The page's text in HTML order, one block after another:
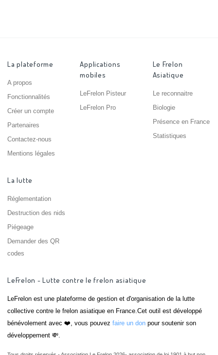
La plateforme
A propos
Fonctionnalités
Créer un compte
Partenaires
Contactez-nous
Mentions légales
Applications
mobiles
LeFrelon Pisteur
LeFrelon Pro
Le Frelon
Asiatique
Le reconnaitre
Biologie
Présence en France
Statistiques
La lutte
Réglementation
Destruction des nids
Piégeage
Demander des QR
codes
LeFrelon - Lutte contre le frelon asiatique
LeFrelon est une plateforme de gestion et d'organisation de la lutte
collective contre le frelon asiatique en France.Cet outil est développé
bénévolement avec ❤️, vous pouvez faire un don pour soutenir son
développement 💸.